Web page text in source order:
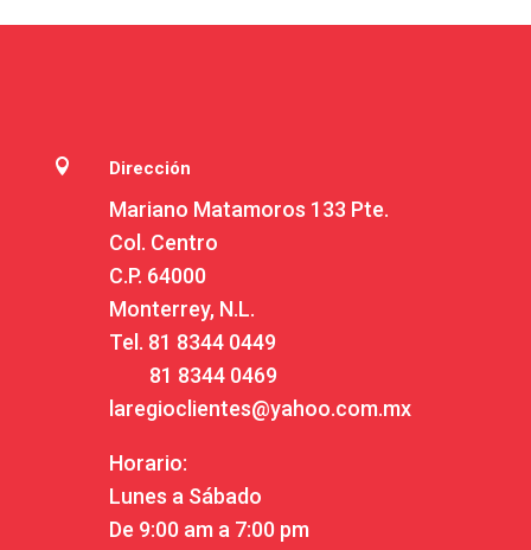
 Dirección
Mariano Matamoros 133 Pte.
Col. Centro
C.P. 64000
Monterrey, N.L.
Tel. 81 8344 0449
81 8344 0469
laregioclientes@yahoo.com.mx
Horario:
Lunes a Sábado
De 9:00 am a 7:00 pm